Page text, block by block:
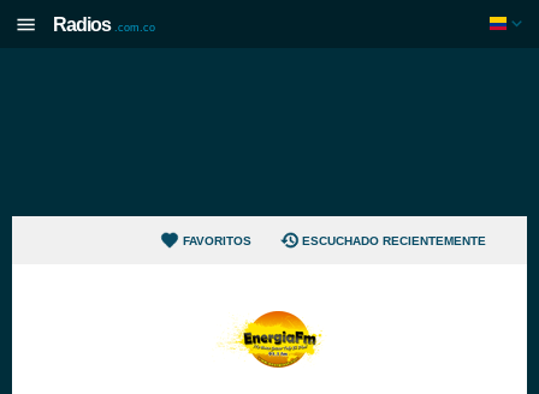
Radios .com.co
FAVORITOS ESCUCHADO RECIENTEMENTE